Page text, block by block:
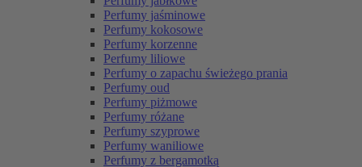
Perfumy jaśminowe
Perfumy kokosowe
Perfumy korzenne
Perfumy liliowe
Perfumy o zapachu świeżego prania
Perfumy oud
Perfumy piżmowe
Perfumy różane
Perfumy szyprowe
Perfumy waniliowe
Perfumy z bergamotką